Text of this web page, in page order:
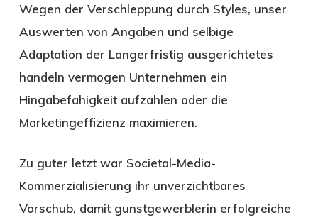
Wegen der Verschleppung durch Styles, unser
Auswerten von Angaben und selbige
Adaptation der Langerfristig ausgerichtetes
handeln vermogen Unternehmen ein
Hingabefahigkeit aufzahlen oder die
Marketingeffizienz maximieren.
Zu guter letzt war Societal-Media-
Kommerzialisierung ihr unverzichtbares
Vorschub, damit gunstgewerblerin erfolgreiche